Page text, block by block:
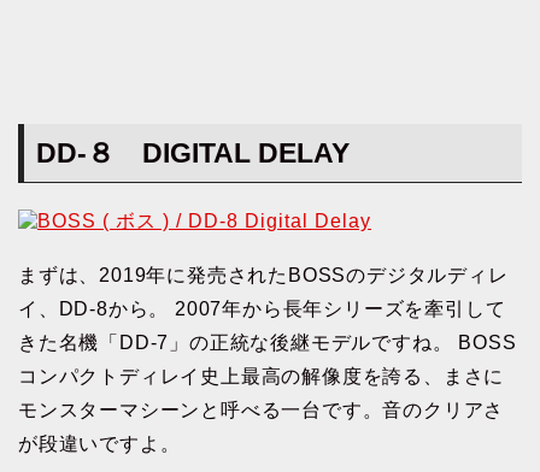
DD-８ DIGITAL DELAY
まずは、2019年に発売されたBOSSのデジタルディレ
イ、DD-8から。 2007年から長年シリーズを牽引して
きた名機「DD-7」の正統な後継モデルですね。 BOSS
コンパクトディレイ史上最高の解像度を誇る、まさに
モンスターマシーンと呼べる一台です。音のクリアさ
が段違いですよ。